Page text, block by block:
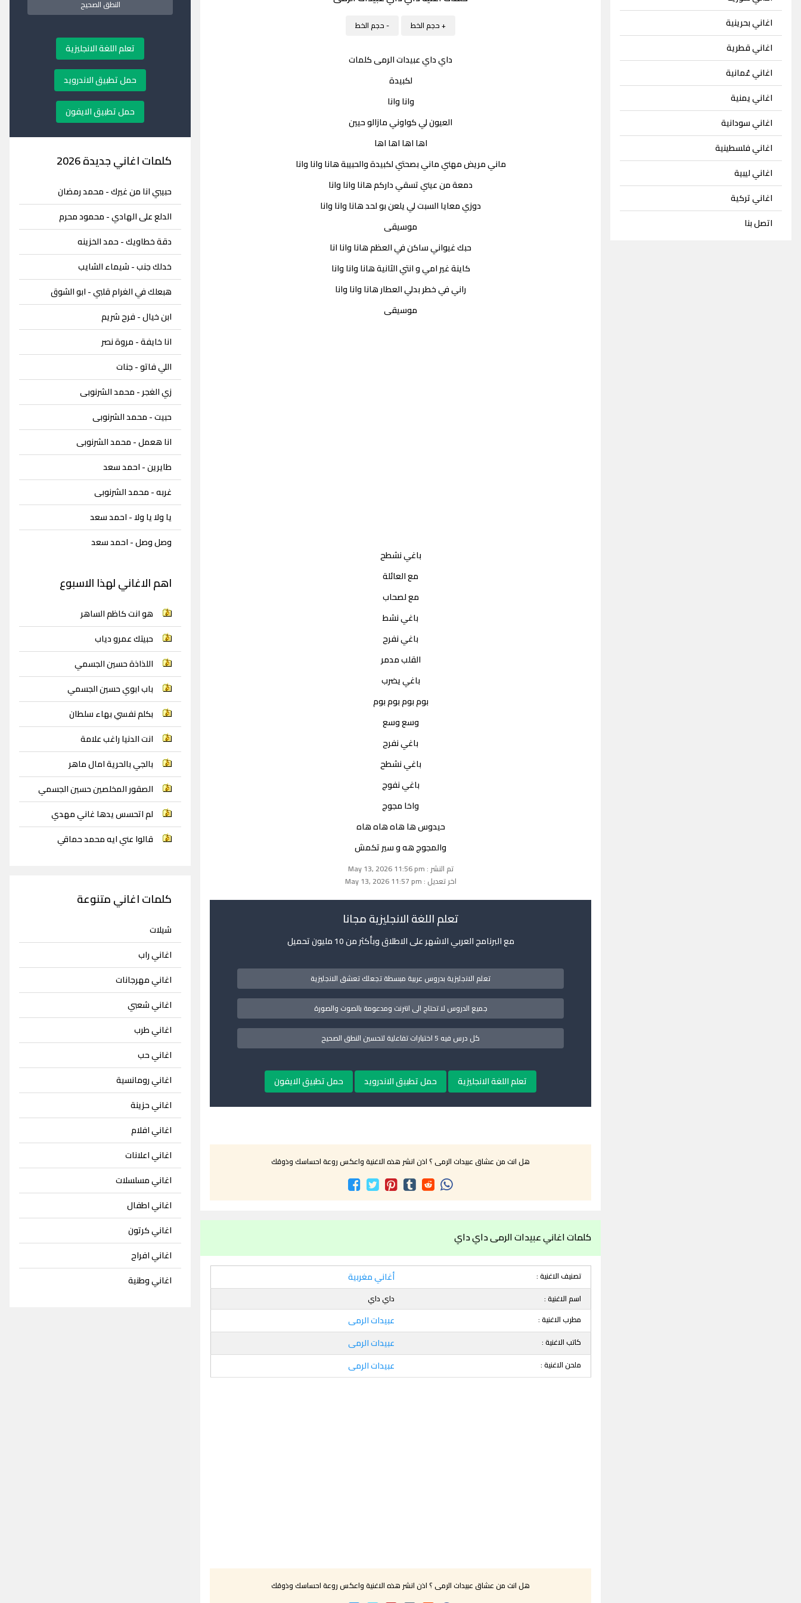
اغاني بحرينية
اغاني قطرية
اغاني عُمانية
اغاني يمنية
اغاني سودانية
اغاني فلسطينية
اغاني ليبية
اغاني تركية
اتصل بنا
+ حجم الخط - حجم الخط
داي داي عبيدات الرمى كلمات
لكبيدة
وانا وانا
العيون لي كواوني مازالو حيين
اها اها اها اها
ماني مريض مهني ماني بصحتي لكبيدة والحبيبة هانا وانا وانا
دمعة من عيني تسقي داركم هانا وانا وانا
دوزي معايا السبت لي يلعن بو لحد هانا وانا وانا
موسيقى
حبك غيواني ساكن في العظم هانا وانا انا
كاينة غير امي و انتي الثانية هانا وانا وانا
راني في خطر بدلي العطار هانا وانا وانا
موسيقى
باغي نشطح
مع العائلة
مع لصحاب
باغي نشط
باغي نفرح
القلب مدمر
باغي يضرب
بوم بوم بوم بوم
وسع وسع
باغي نفرح
باغي نشطح
باغي نفوج
واخا مجوج
حيدوس ها هاه هاه هاه
والمجوج هه و سير تكمش
تم النشر : May 13, 2026 11:56 pm
اخر تعديل : May 13, 2026 11:57 pm
تعلم اللغة الانجليزية مجانا
مع البرنامج العربي الاشهر على الاطلاق وبأكثر من 10 مليون تحميل
تعلم الانجليزية بدروس عربية مبسطة تجعلك تعشق الانجليزية
جميع الدروس لا تحتاج الى انترنت ومدعومة بالصوت والصورة
كل درس فيه 5 اختبارات تفاعلية لتحسين النطق الصحيح
تعلم اللغة الانجليزية حمل تطبيق الاندرويد حمل تطبيق الايفون
هل انت من عشاق عبيدات الرمى ؟ اذن انشر هذه الاغنية واعكس روعة احساسك وذوقك
كلمات اغاني عبيدات الرمى داي داي
تصنيف الاغنية : أغاني مغربية
اسم الاغنية :
داي داي
مطرب الاغنية :
عبيدات الرمى
كاتب الاغنية : عبيدات الرمى
ملحن الاغنية : عبيدات الرمى
هل انت من عشاق عبيدات الرمى ؟ اذن انشر هذه الاغنية واعكس روعة احساسك وذوقك
النطق الصحيح
تعلم اللغة الانجليزية
حمل تطبيق الاندرويد
حمل تطبيق الايفون
كلمات اغاني جديدة 2026
حبيبي انا من غيرك - محمد رمضان
الدلع على الهادي - محمود محرم
دقة خطاويك - حمد الخزينه
خدلك جنب - شيماء الشايب
هبعلك في الغرام قلبي - ابو الشوق
ابن خيال - فرح شريم
انا خايفة - مروة نصر
اللي فاتو - جنات
زي الغجر - محمد الشرنوبى
حبيت - محمد الشرنوبى
انا هعمل - محمد الشرنوبى
طايرين - احمد سعد
غربه - محمد الشرنوبى
يا ولا يا ولا - احمد سعد
وصل وصل - احمد سعد
اهم الاغاني لهذا الاسبوع
هو انت كاظم الساهر
حبيتك عمرو دياب
اللذاذة حسين الجسمي
باب ابوي حسين الجسمي
بكلم نفسي بهاء سلطان
انت الدنيا راغب علامة
بالجي بالحرية امال ماهر
الصقور المخلصين حسين الجسمي
لم اتحسس يدها غاني مهدي
قالوا عني ايه محمد حماقي
كلمات اغاني متنوعة
شيلات
اغاني راب
اغاني مهرجانات
اغاني شعبي
اغاني طرب
اغاني حب
اغاني رومانسية
اغاني حزينة
اغاني افلام
اغاني اعلانات
اغاني مسلسلات
اغاني اطفال
اغاني كرتون
اغاني افراح
اغاني وطنية